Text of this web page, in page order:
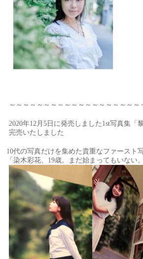
～～～～～～～～～～～～～～～～～～～
2020年12月5日に発売しました1st写真集「
完売いたしました
10代の写真だけを集めた貴重なファースト
「染木彩花、19歳。まだ始まってもいない。